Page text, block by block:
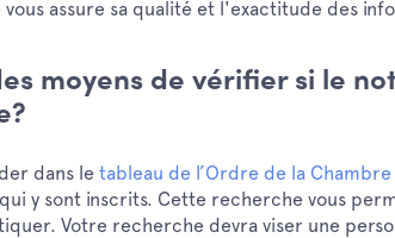
assure sa qualité et l'exactitude des
moyens de vérifier si le
dans le tableau de l’Ordre de la
y sont inscrits. Cette recherche vous
Votre recherche devra viser une